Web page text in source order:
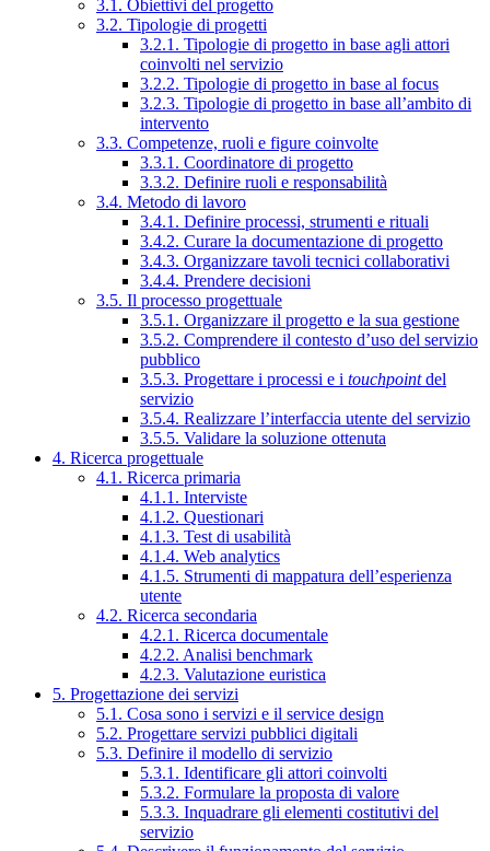
3.1. Obiettivi del progetto
3.2. Tipologie di progetti
3.2.1. Tipologie di progetto in base agli attori
coinvolti nel servizio
3.2.2. Tipologie di progetto in base al focus
3.2.3. Tipologie di progetto in base all’ambito di
intervento
3.3. Competenze, ruoli e figure coinvolte
3.3.1. Coordinatore di progetto
3.3.2. Definire ruoli e responsabilità
3.4. Metodo di lavoro
3.4.1. Definire processi, strumenti e rituali
3.4.2. Curare la documentazione di progetto
3.4.3. Organizzare tavoli tecnici collaborativi
3.4.4. Prendere decisioni
3.5. Il processo progettuale
3.5.1. Organizzare il progetto e la sua gestione
3.5.2. Comprendere il contesto d’uso del servizio
pubblico
3.5.3. Progettare i processi e i touchpointdel
servizio
3.5.4. Realizzare l’interfaccia utente del servizio
3.5.5. Validare la soluzione ottenuta
4. Ricerca progettuale
4.1. Ricerca primaria
4.1.1. Interviste
4.1.2. Questionari
4.1.3. Test di usabilità
4.1.4. Web analytics
4.1.5. Strumenti di mappatura dell’esperienza
utente
4.2. Ricerca secondaria
4.2.1. Ricerca documentale
4.2.2. Analisi benchmark
4.2.3. Valutazione euristica
5. Progettazione dei servizi
5.1. Cosa sono i servizi e il service design
5.2. Progettare servizi pubblici digitali
5.3. Definire il modello di servizio
5.3.1. Identificare gli attori coinvolti
5.3.2. Formulare la proposta di valore
5.3.3. Inquadrare gli elementi costitutivi del
servizio